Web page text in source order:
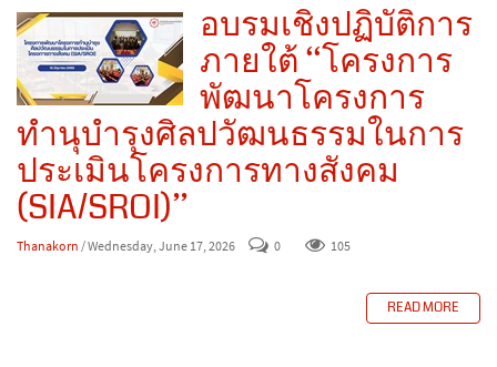
อบรมเชิงปฏิบัติการ
ภายใต้ “โครงการ
พัฒนาโครงการ
ทำนุบำรุงศิลปวัฒนธรรมในการ
ประเมินโครงการทางสังคม
(SIA/SROI)”
Thanakorn / Wednesday, June 17, 2026 0 105
READ MORE